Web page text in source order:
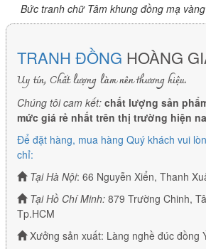
Bức tranh chữ Tâm khung đồng mạ
TRANH ĐỒNG HOÀNG
Uy tín, Chất lượng làm nên thương hiệu.
Chúng tôi cam kết: chất lượng sản
mức giá rẻ nhất trên thị trường hiện
Để đặt hàng, mua hàng Quý khách vui
chỉ:
Tại Hà Nội: 66 Nguyễn Xiển, Thanh
Tại Hồ Chí Minh: 879 Trường Chinh,
Tp.HCM
Xưởng sản xuất: Làng nghề đúc đồng